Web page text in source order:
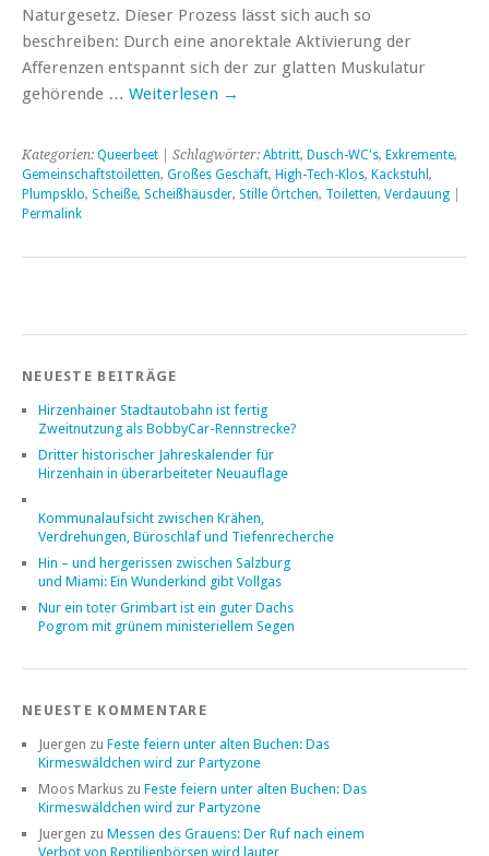
Naturgesetz. Dieser Prozess lässt sich auch so
beschreiben: Durch eine anorektale Aktivierung der
Afferenzen entspannt sich der zur glatten Muskulatur
gehörende … Weiterlesen →
Kategorien: Queerbeet | Schlagwörter: Abtritt, Dusch-WC's, Exkremente,
Gemeinschaftstoiletten, Großes Geschäft, High-Tech-Klos, Kackstuhl ,
Plumpsklo, Scheiße, Scheißhäusder, Stille Örtchen, Toiletten, Verdauung
Permalink
NEUESTE BEITRÄGE
Hirzenhainer Stadtautobahn ist fertig
Zweitnutzung als BobbyCar-Rennstrecke?
Dritter historischer Jahreskalender für
Hirzenhain in überarbeiteter Neuauflage
Kommunalaufsicht zwischen Krähen,
Verdrehungen, Büroschlaf und Tiefenrecherche
Hin – und hergerissen zwischen Salzburg
und Miami: Ein Wunderkind gibt Vollgas
Nur ein toter Grimbart ist ein guter Dachs
Pogrom mit grünem ministeriellem Segen
NEUESTE KOMMENTARE
Juergen zu Feste feiern unter alten Buchen: Das
Kirmeswäldchen wird zur Partyzone
Moos Markus zu Feste feiern unter alten Buchen: Das
Kirmeswäldchen wird zur Partyzone
Juergen zu Messen des Grauens: Der Ruf nach einem
Verbot von Reptilienbörsen wird lauter